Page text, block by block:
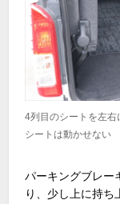
4列目のシートを左
シートは動かせない
パーキングブレー
り、少し上に持